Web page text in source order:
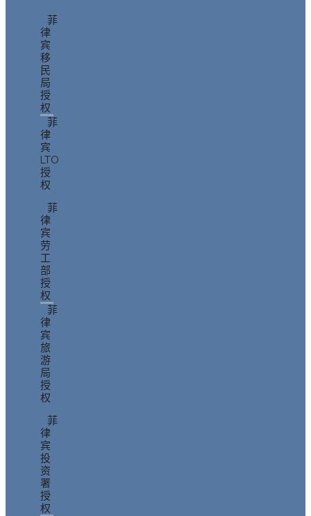
菲
律
宾
移
民
局
授
权
菲
律
宾
LTO
授
权
菲
律
宾
劳
工
部
授
权
菲
律
宾
旅
游
局
授
权
菲
律
宾
投
资
署
授
权